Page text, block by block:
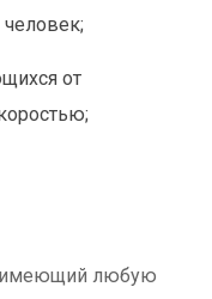
от
имеющий любую